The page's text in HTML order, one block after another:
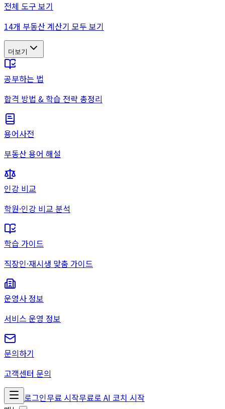
전체 도구 보기
14개 부동산 계산기 모두 보기
더보기
공부하는 법
합격 방법 & 학습 전략 총정리
용어사전
부동산 용어 해설
인강 비교
학원·인강 비교 분석
학습 가이드
직장인·재시생 맞춤 가이드
운영사 정보
서비스 운영 정보
문의하기
고객센터 문의
로그인무료 시작무료로 AI 코치 시작